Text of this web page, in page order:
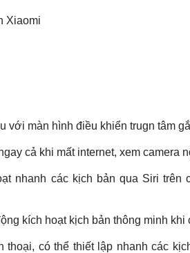
Xiaomi
với màn hình điều khiển trugn tâm
cả khi mất internet, xem camera
nhanh các kịch bản qua Siri trên
kích hoạt kịch bản thông minh khi
có thể thiết lập nhanh các